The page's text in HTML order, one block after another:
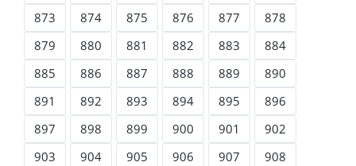
873
874 875 876 877
878
879
880 881 882 883
884
885
886 887 888 889
890
891
892 893 894 895
896
897
898 899 900 901
902
903
904 905 906 907
908